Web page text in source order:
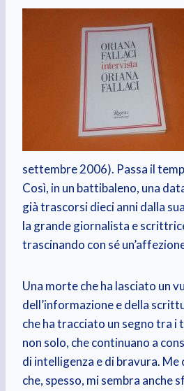
settembre 2006). Passa il
Così, in un battibaleno, una
già trascorsi dieci anni dalla
la grande giornalista e
trascinando con sé
Una morte che ha lasciato un
dell’informazione e della
che ha tracciato un segno tra i
non solo, che continuano a
di intelligenza e di bravura. Me
che, spesso, mi sembra anche